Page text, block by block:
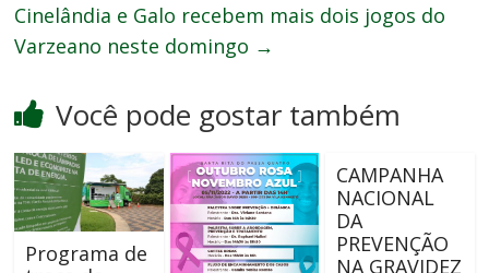
Cinelândia e Galo recebem mais dois jogos do
Varzeano neste domingo →
Você pode gostar também
Programa de
CAMPANHA
NACIONAL
DA
PREVENÇÃO
NA GRAVIDEZ